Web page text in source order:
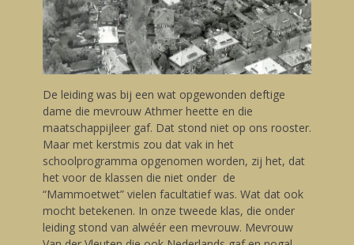
De leiding was bij een wat opgewonden deftige
dame die mevrouw Athmer heette en die
maatschappijleer gaf. Dat stond niet op ons rooster.
Maar met kerstmis zou dat vak in het
schoolprogramma opgenomen worden, zij het, dat
het voor de klassen die niet onder de
“Mammoetwet” vielen facultatief was. Wat dat ook
mocht betekenen. In onze tweede klas, die onder
leiding stond van alwéér een mevrouw. Mevrouw